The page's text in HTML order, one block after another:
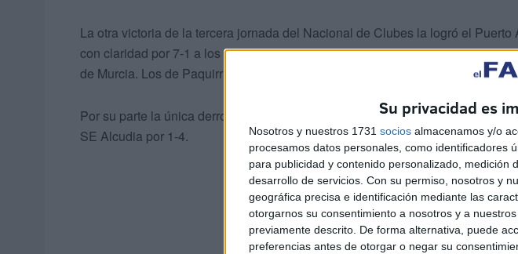
Su privacidad es
Nosotros y nuestros 1731 socios almacenamos y/o
procesamos datos personales, como identificadores
para publicidad y contenido personalizado, medición
desarrollo de servicios. Con su permiso, nosotros y
geográfica precisa e identificación mediante las
otorgarnos su consentimiento a nosotros y a
previamente descrito. De forma alternativa, puede
preferencias antes de otorgar o negar su
La otra victoria de la tercera jornada del Nacional de Clubes la logró el Puerto
con claridad por 7-1 a los andaluces del AD San Francisco de Paula en el
de Murcia. Los de Paquirri acaban segundos del gupo A por detrás del
Por su parte la única derrota de la jornada la sufrió el Puerto Promesas de
SE Alcudia por 1-4.